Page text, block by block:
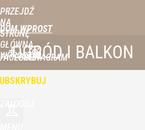
PRZEJDŹ
NA
STRONĘ
GŁÓWNĄ
WPROST.PL
DOM WPROST
FACEBOOKINSTAGRAM
OGRÓD I BALKON